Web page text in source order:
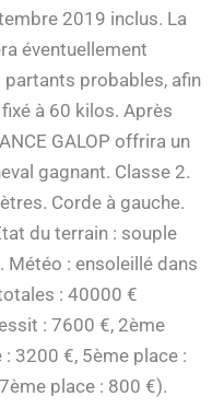
2019 inclus. La
éventuellement
probables, afin
à 60 kilos. Après
GALOP offrira un
gagnant. Classe 2.
Corde à gauche.
du terrain : souple
Météo : ensoleillé dans
: 40000 €
: 7600 €, 2ème
3200 €, 5ème place :
place : 800 €).